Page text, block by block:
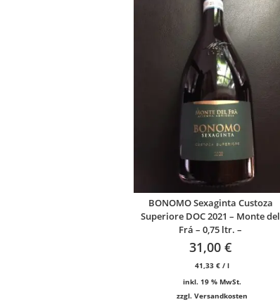
BONOMO Sexaginta Custoza
Superiore DOC 2021 – Monte del
Frá – 0,75 ltr. –
31,00€
41,33 €/ l
inkl. 19 % MwSt.
zzgl. Versandkosten